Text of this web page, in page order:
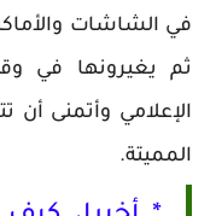
في الشاشات
ثم يغيرونها في
الإعلامي وأتمنى أن
المميتة.